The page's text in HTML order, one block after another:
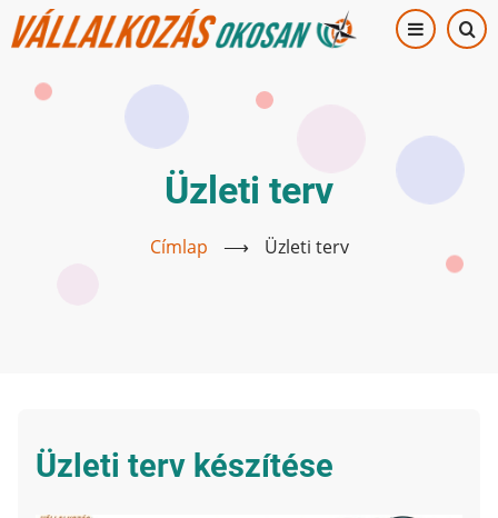
Ugrás
Üzleti terv
Címlap ⟶ Üzleti terv
Üzleti terv készítése